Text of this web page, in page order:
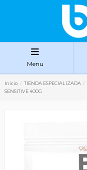
Menu
Inicio TIENDA ESPECIALIZADA
SENSITIVE 400G